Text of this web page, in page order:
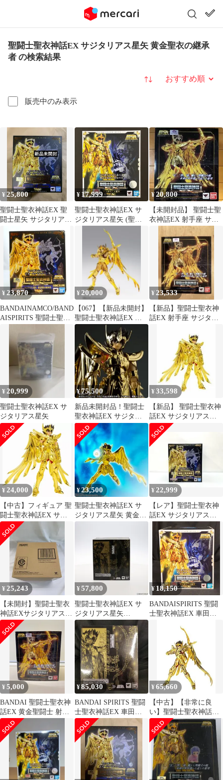
聖闘士聖衣神話EX サジタリアス星矢 黄金聖衣の継承
者 の検索結果
販売中のみ表示
並び替え
¥ 25,800
聖闘士聖衣神話EX 聖
闘士星矢 サジタリアス
星矢-黄金聖衣の継承
者- 新品未開封
¥ 17,999
聖闘士聖衣神話EX サ
ジタリアス星矢 (聖闘
士星矢シリーズ)
¥20,800
【未開封品】 聖闘士聖
衣神話EX 射手座 サジ
タリアス アイオロス
¥23,870
BANDAINAMCO/BAND
AISPIRITS 聖闘士聖衣
タリアス星矢 -黄金聖
衣の継承者-
¥ 20,000
【067】【新品未開封】
聖闘士聖衣神話EX 射
手座 サジタリアスアイ
オロス
¥ 23,533
【新品】聖闘士聖衣神
話EX 射手座 サジタリ
¥20,999
聖闘士聖衣神話EX サ
ジタリアス星矢
¥75,500
新品未開封品！聖闘士
聖衣神話EX サジタリ
アス星矢 GOLD24 魂ネ
イション
¥33,598
【新品】 聖闘士聖衣神
話EX サジタリアス星
矢 -黄金聖衣の継承者-
聖闘士星矢 セイントク
ロスマイス
¥24,000
【中古】フィギュア 聖
闘士聖衣神話EX サジ
タリアス星矢 -黄金聖
衣の継承者- 「聖闘士
星矢」
¥23,500
聖闘士聖衣神話EX サ
ジタリアス星矢 黄金聖
衣の継承者
¥ 22,999
【レア】聖闘士聖衣神
話EX サジタリアス星
未開封
¥ 25,243
【未開封】聖闘士聖衣
神話EXサジタリアスア
イオロス ORIGINAL
COLOR EDITION
¥57,800
聖闘士聖衣神話EX サ
ジタリアス星矢
GOLD24 聖闘士星矢 完
成品 可動フィギュア
TAMASHII NATION
2020&魂ウェブ商店限
定 バンダイスピリッツ
¥ 18,150
BANDAISPIRITS 聖闘
士聖衣神話EX 車田正
¥5,000
BANDAI 聖闘士聖衣神
話EX 黄金聖闘士 射手
座 サジタリアス ア
イオロス
¥85,030
BANDAI SPIRITS 聖闘
士聖衣神話EX 車田正
美 サジタリアス星矢
GOLD24/TAMASHII
NATION 2020開催記念
商品
¥65,660
【中古】【非常に良
い】聖闘士聖衣神話EX
聖闘士星矢 サジタリア
ス星矢 約170mm
ABS&PVC&ダイキャス
ト製 塗装済み可動フィ
ギュア